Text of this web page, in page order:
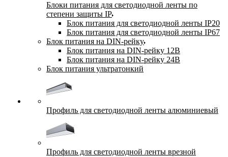
Блоки питания для светодиодной ленты по
степени защиты IP
Блок питания для светодиодной ленты IP20
Блок питания для светодиодной ленты IP67
Блок питания на DIN-рейку
Блок питания на DIN-рейку 12В
Блок питания на DIN-рейку 24В
Блок питания ультратонкий
Профиль для светодиодной ленты алюминиевый
Профиль для светодиодной ленты врезной